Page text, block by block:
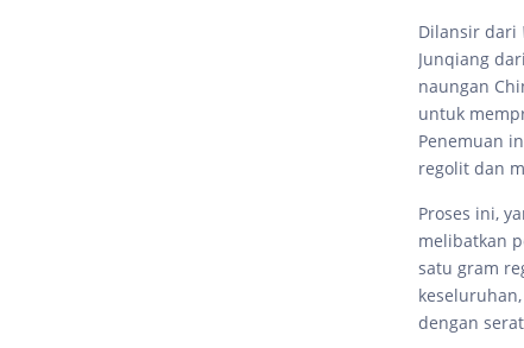
Dilansir dari
Junqiang
naungan
untuk
Penemuan
regolit dan
Proses ini,
melibatkan
satu gram
dengan